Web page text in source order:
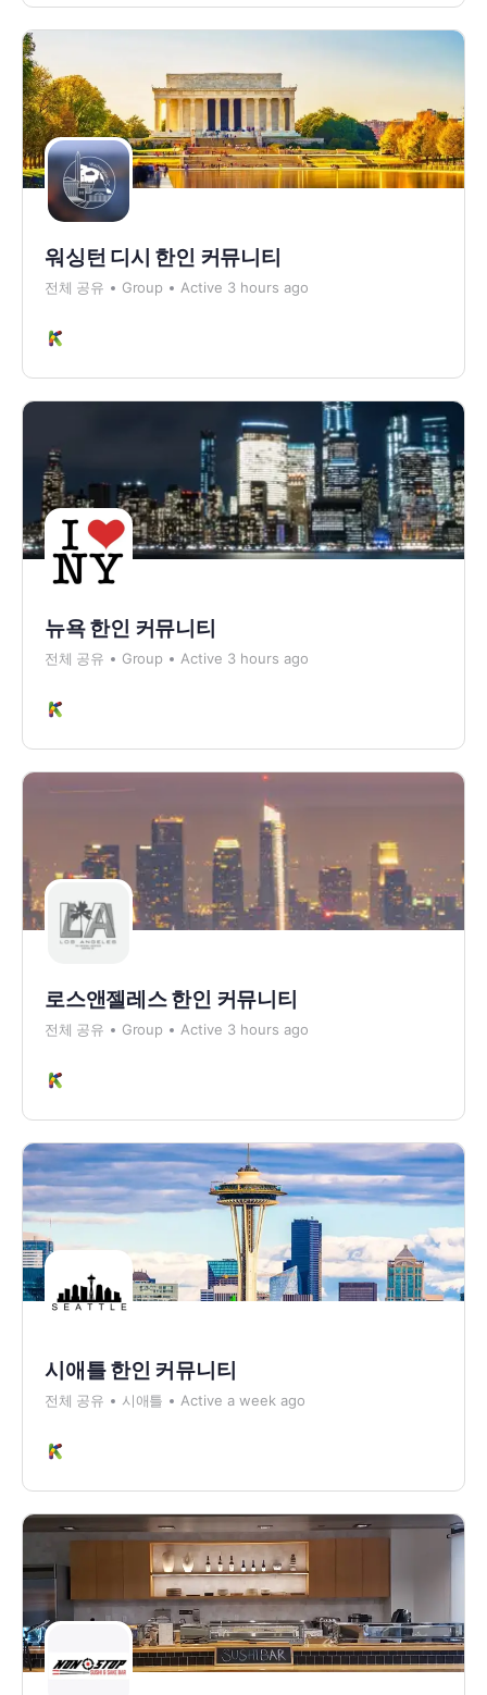
워싱턴 디시 한인 커뮤니티
전체 공유 Group Active 3 hours ago
뉴욕 한인 커뮤니티
전체 공유 Group Active 3 hours ago
로스앤젤레스 한인 커뮤니티
전체 공유 Group Active 3 hours ago
시애틀 한인 커뮤니티
전체 공유 시애틀 Active a week ago